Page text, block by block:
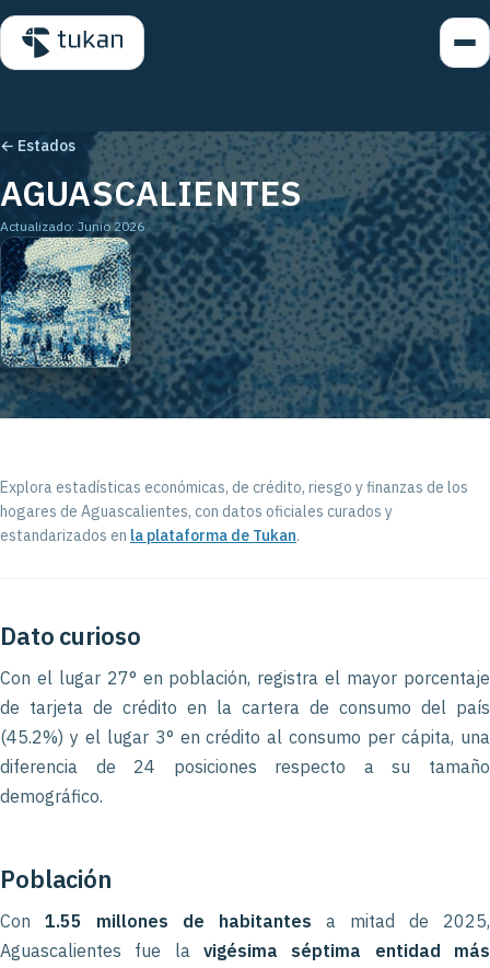
← Estados
AGUASCALIENTES
Actualizado: Junio 2026
Explora estadísticas económicas, de crédito, riesgo y finanzas de los
hogares de Aguascalientes, con datos oficiales curados y
estandarizados en la plataforma de Tukan.
Dato curioso
Con el lugar 27° en población, registra el mayor porcentaje
de tarjeta de crédito en la cartera de consumo del país
(45.2%) y el lugar 3° en crédito al consumo per cápita, una
diferencia de 24 posiciones respecto a su tamaño
demográfico.
Población
Con 1.55 millones de habitantes a mitad de 2025,
Aguascalientes fue la vigésima séptima entidad más